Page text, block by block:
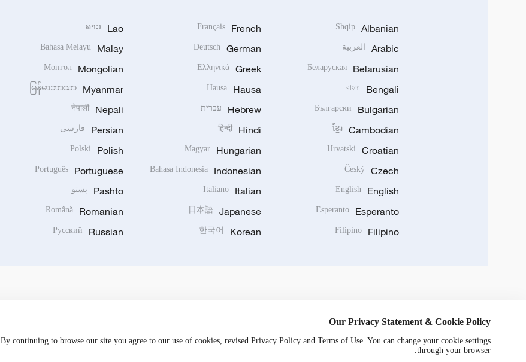
Albanian
Shqip
Arabic العربية
Belarusian
Беларуская
Bengali
বাংলা
Bulgarian
Български
Cambodian
ខ្មែរ
Croatian
Hrvatski
Czech
Český
English
English
Esperanto
Esperanto
Filipino
Filipino
French
Français
German
Deutsch
Greek
Ελληνικά
Hausa
Hausa
Hebrew עברית
Hindi
हिन्दी
Hungarian
Magyar
Indonesian
Bahasa Indonesia
Italian
Italiano
Japanese
日本語
Korean
한국어
Lao
ລາວ
Malay
Bahasa Melayu
Mongolian
Монгол
Myanmar
မြန်မာဘာသာ
Nepali
नेपाली
Persian فارسی
Polish
Polski
Portuguese
Português
Pashto پښتو
Romanian
Română
Russian
Русский
Our Privacy Statement & Cookie Policy
By continuing to browse our site you agree to our use of cookies, revised Privacy Policy and Terms of Use. You can change your cookie settings
through your browser.